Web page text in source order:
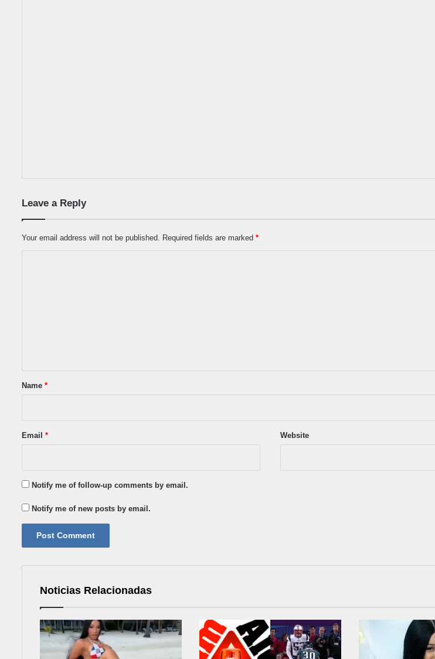
Leave a Reply
Your email address will not be published. Required fields are marked *
*
Name *
Email * Website
Notify me of follow-up comments by email.
Notify me of new posts by email.
Noticias Relacionadas